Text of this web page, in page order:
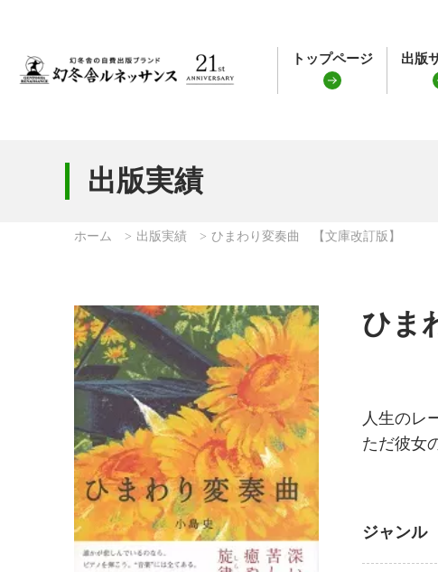
トップページ 出版
出版実績
ホーム 出版実績 ひまわり変奏曲 【文庫改訂版】
ひま
人生のレ
ただ彼女
ジャンル